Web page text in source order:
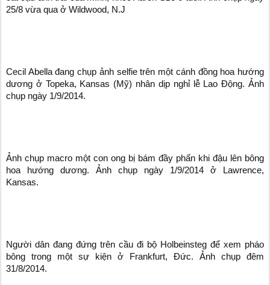
25/8 vừa qua ở Wildwood, N.J
Cecil Abella đang chụp ảnh selfie trên một cánh đồng hoa hướng
dương ở Topeka, Kansas (Mỹ) nhân dịp nghỉ lễ Lao Động. Ảnh
chụp ngày 1/9/2014.
Ảnh chụp macro một con ong bị bám đầy phấn khi đậu lên bông
hoa hướng dương. Ảnh chụp ngày 1/9/2014 ở Lawrence,
Kansas.
Người dân đang đứng trên cầu đi bộ Holbeinsteg để xem pháo
bông trong một sự kiện ở Frankfurt, Đức. Ảnh chụp đêm
31/8/2014.